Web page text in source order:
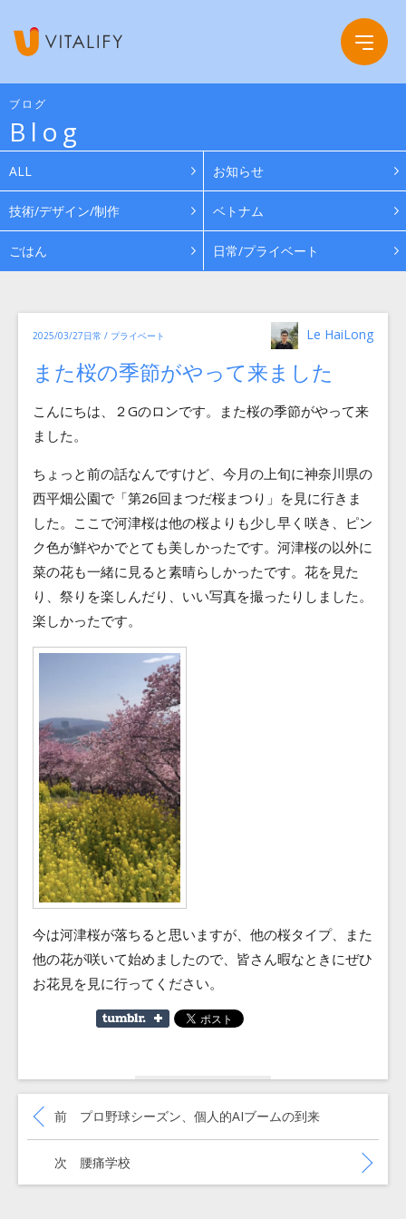
Company
会社概要
グループ会社
Service
Work
News
Recruit
Blog
Contact
ブログ
Blog
ALL お知らせ
技術/デザイン/制作 ベトナム
ごはん 日常/プライベート
投
稿
Le HaiLong
投
日:
2025/03/27カ
テ
ー
日常 / プライベート
また桜の季節がやって来ました
こんにちは、２Gのロンです。また桜の季節がやって来
ました。
ちょっと前の話なんですけど、今月の上旬に神奈川県の
西平畑公園で「第26回まつだ桜まつり」を見に行きま
した。ここで河津桜は他の桜よりも少し早く咲き、ピン
ク色が鮮やかでとても美しかったです。河津桜の以外に
菜の花も一緒に見ると素晴らしかったです。花を見た
り、祭りを楽しんだり、いい写真を撮ったりしました。
楽しかったです。
今は河津桜が落ちると思いますが、他の桜タイプ、また
他の花が咲いて始めましたので、皆さん暇なときにぜひ
お花見を見に行ってください。
投
ビ
ョ
前 過去の投稿:
プロ野球シーズン、個人的AIブームの到来
次 次の投稿:
腰痛学校